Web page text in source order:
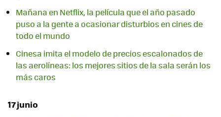
Mañana en Netflix, la película que el año pasado
puso a la gente a ocasionar disturbios en cines de
todo el mundo
Cinesa imita el modelo de precios escalonados de
las aerolíneas: los mejores sitios de la sala serán los
más caros
17 junio